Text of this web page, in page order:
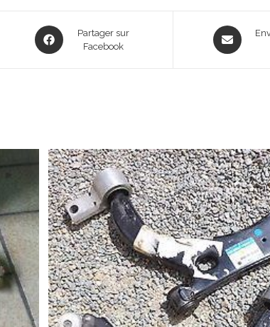
Opens
in
Partager sur
Facebook
Opens
in